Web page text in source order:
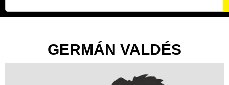
GERMÁN VALDÉS